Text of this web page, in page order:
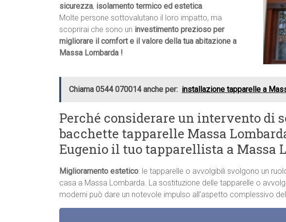
sicurezza, isolamento termico ed estetica.
Molte persone sottovalutano il loro impatto, ma
scoprirai che sono un investimento prezioso per
migliorare il comfort e il valore della tua abitazione a
Massa Lombarda !
Chiama 0544 070014 anche per: installazione tapparelle a
Perché considerare un intervento di
bacchette tapparelle Massa
Eugenio il tuo tapparellista a Massa
Miglioramento estetico: le tapparelle o avvolgibili svolgono un
casa a Massa Lombarda. La sostituzione delle tapparelle o
moderni può dare un notevole impulso all’aspetto complessivo